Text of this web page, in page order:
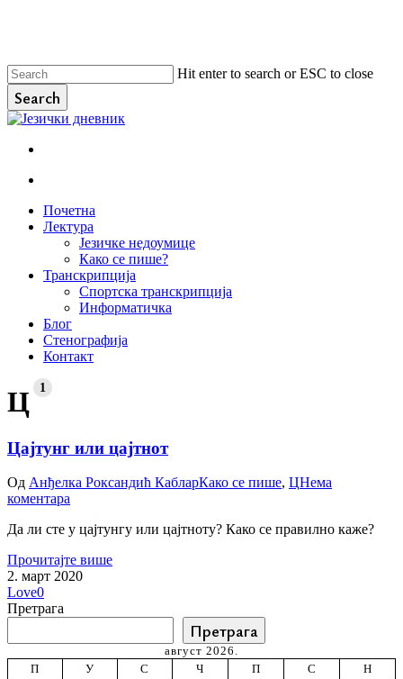
content
Hit enter to search or ESC to close
Search
Close
Menu
search
Menu
Почетна
Лектура
Језичке недоумице
Како се пише?
Транскрипција
Спортска транскрипција
Информатичка
Блог
Стенографија
Контакт
Ц 1
Цајтунг или цајтнот
Од Анђелка Роксандић КабларКако се пише, ЦНема
коментара
Да ли сте у цајтунгу или цајтноту? Како се правилно каже?
Прочитајте више
2. март 2020
Love0
Претрага
Претрага
август 2026.
П
У С Ч П С
Н